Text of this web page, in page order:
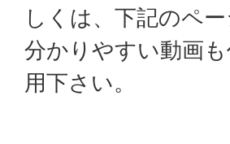
しくは、下記のペ
分かりやすい動画
用下さい。